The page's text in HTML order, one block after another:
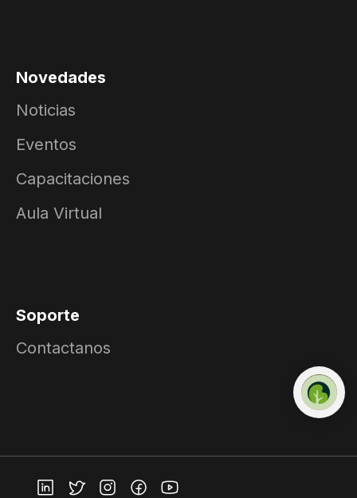
Novedades
Noticias
Eventos
Capacitaciones
Aula Virtual
Soporte
Contactanos